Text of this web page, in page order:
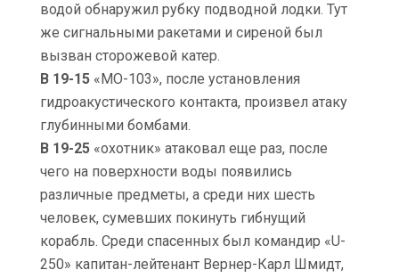
водой обнаружил рубку подводной лодки. Тут
же сигнальными ракетами и сиреной был
вызван сторожевой катер.
В 19-15 «МО-103», после установления
гидроакустического контакта, произвел атаку
глубинными бомбами.
В 19-25 «охотник» атаковал еще раз, после
чего на поверхности воды появились
различные предметы, а среди них шесть
человек, сумевших покинуть гибнущий
корабль. Среди спасенных был командир «U-
250» капитан-лейтенант Вернер-Карл Шмидт,